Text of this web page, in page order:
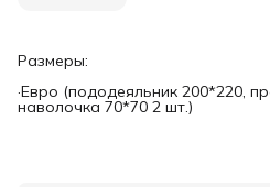
Размеры:
·Евро (пододеяльник 200*220,
наволочка 70*70 2 шт.)